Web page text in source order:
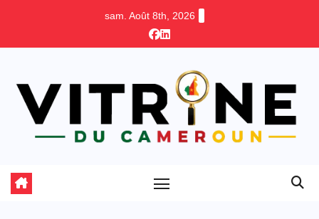
sam. Août 8th, 2026